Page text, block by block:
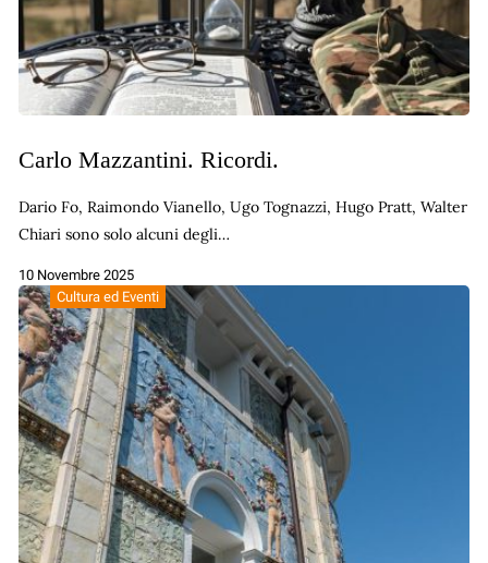
Carlo Mazzantini. Ricordi.
Dario Fo, Raimondo Vianello, Ugo Tognazzi, Hugo Pratt, Walter
Chiari sono solo alcuni degli…
10 Novembre 2025
Cultura ed Eventi